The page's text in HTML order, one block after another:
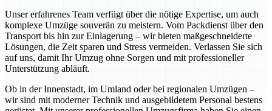
Unser erfahrenes Team verfügt über die nötige Expertise, um auch
komplexe Umzüge souverän zu meistern. Vom Packdienst über den
Transport bis hin zur Einlagerung – wir bieten maßgeschneiderte
Lösungen, die Zeit sparen und Stress vermeiden. Verlassen Sie sich
auf uns, damit Ihr Umzug ohne Sorgen und mit professioneller
Unterstützung abläuft.
Ob in der Innenstadt, im Umland oder bei regionalen Umzügen –
wir sind mit moderner Technik und ausgebildetem Personal bestens